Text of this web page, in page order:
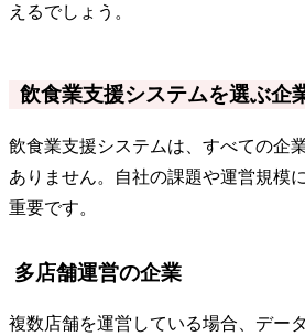
えるでしょう。
飲食業支援システムを選ぶ企
飲食業支援システムは、すべての企
ありません。自社の課題や運営規模
重要です。
多店舗運営の企業
複数店舗を運営している場合、デー